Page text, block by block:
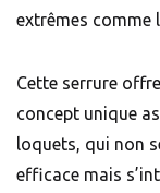
extrêmes comme
Cette serrure
concept unique
loquets, qui non
efficace mais